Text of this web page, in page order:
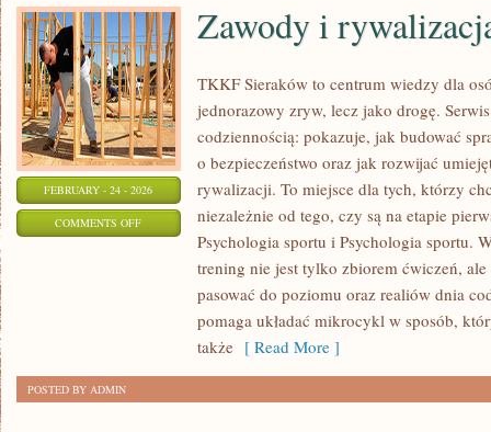
FEBRUARY - 24 - 2026
COMMENTS OFFON
RYWALIZACJA
Zawody i
TKKF Sieraków to centrum wiedzy dla
jednorazowy zryw, lecz jako drogę.
codziennością: pokazuje, jak budować
o bezpieczeństwo oraz jak rozwijać
rywalizacji. To miejsce dla tych, którzy
niezależnie od tego, czy są na etapie
Psychologia sportu i Psychologia sportu.
trening nie jest tylko zbiorem ćwiczeń,
pasować do poziomu oraz realiów dnia
pomaga układać mikrocykl w sposób,
także [ Read More ]
POSTED BY ADMIN